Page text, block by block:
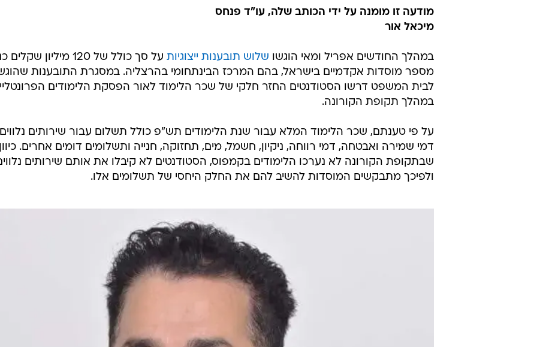
מודעה זו מומנה על ידי הכותב שלה, עו"ד פנחס
מיכאל אור
במהלך החודשים אפריל ומאי הוגשו שלוש תובענות ייצוגיות
על סך כולל של 120 מיליון
מספר מוסדות אקדמיים בישראל, בהם המרכז הבינתחומי בהרצליה. במסגרת התובענות
לבית המשפט דרשו הסטודנטים החזר חלקי של שכר הלימוד לאור הפסקת הלימודים
במהלך תקופת הקורונה.
על פי טענתם, שכר הלימוד המלא עבור שנת הלימודים תש"פ כולל תשלום עבור שירותים נלווים
דמי שמירה ואבטחה, דמי רווחה, ניקיון, חשמל, מים, תחזוקה, חנייה ותשלומים דומים אחרים.
שבתקופת הקורונה לא נערכו הלימודים בקמפוס, הסטודנטים לא קיבלו את אותם שירותים
ולפיכך מתבקשים המוסדות להשיב להם את החלק היחסי של תשלומים אלו.